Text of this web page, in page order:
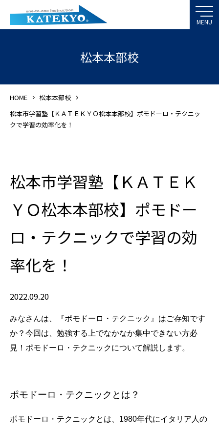
松本本部校
HOME
松本本部校
松本市学習塾【ＫＡＴＥＫＹＯ松本本部校】ポモドーロ・テクニッ
クで学習の効率化を！
松本市学習塾【ＫＡＴＥＫ
ＹＯ松本本部校】ポモドー
ロ・テクニックで学習の効
率化を！
2022.09.20
みなさんは、『ポモドーロ・テクニック』はご存知です
か？今回は、勉強する上でなかなか集中できない方必
見！ポモドーロ・テクニックについて解説します。
ポモドーロ・テクニックとは？
ポモドーロ・テクニックとは、1980年代にイタリア人の